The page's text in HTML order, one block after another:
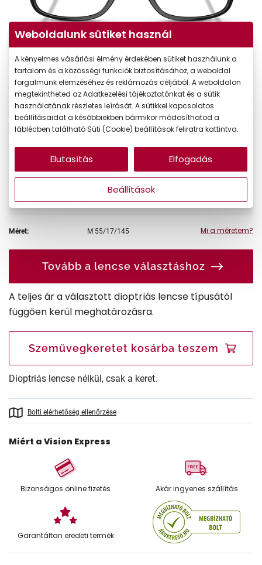
Ár: 64.990 Ft
A feltűntetett ár a szemüvegkeretre vonatkozik.
Ingyenes szállítás
Méret: M 55/17/145 Mi a méretem?
Tovább a lencse választáshoz
A teljes ár a választott dioptriás lencse típusától
függően kerül meghatározásra.
Szemüvegkeretet kosárba teszem
Dioptriás lencse nélkül, csak a keret.
Bolti elérhetőség ellenőrzése
Miért a Vision Express
Bizonságos online fizetés Akár ingyenes szállítás
Garantáltan eredeti termék
Weboldalunk sütiket használ
A kényelmes vásárlási élmény érdekében sütiket használunk a
tartalom és a közösségi funkciók biztosításához, a weboldal
forgalmunk elemzéséhez és reklámozás céljából. A weboldalon
megtekintheted az Adatkezelési tájékoztatónkat és a sütik
használatának részletes leírását. A sütikkel kapcsolatos
beállításaidat a későbbiekben bármikor módosíthatod a
láblécben található Süti (Cookie) beállítások feliratra kattintva.
Beállítások
Elutasítás Elfogadás